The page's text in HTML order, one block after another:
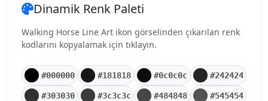
Dinamik Renk Paleti
Walking Horse Line Art ikon görselinden çıkarılan renk
kodlarını kopyalamak için tıklayın.
#000000 #181818 #0c0c0c #242424
#303030 #3c3c3c #484848 #545454